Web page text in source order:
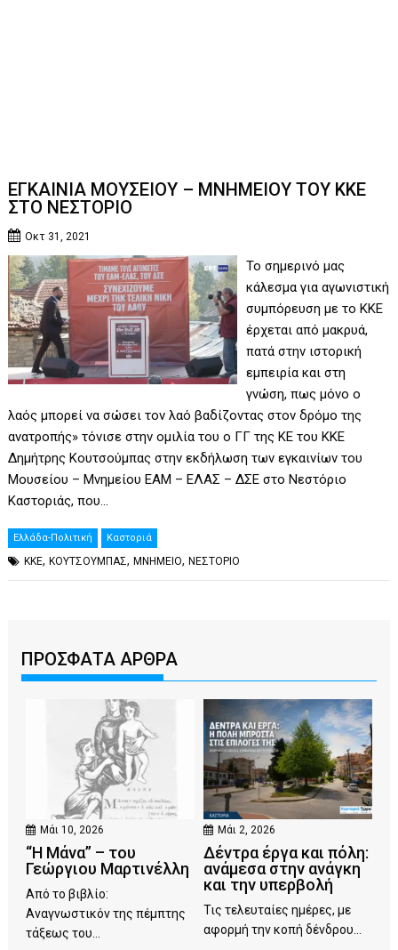
ΕΓΚΑΙΝΙΑ ΜΟΥΣΕΙΟΥ – ΜΝΗΜΕΙΟΥ ΤΟΥ ΚΚΕ
ΣΤΟ ΝΕΣΤΟΡΙΟ
Οκτ 31, 2021
Το σημερινό μας
κάλεσμα για αγωνιστική
συμπόρευση με το ΚΚΕ
έρχεται από μακρυά,
πατά στην ιστορική
εμπειρία και στη
γνώση, πως μόνο ο
λαός μπορεί να σώσει τον λαό βαδίζοντας στον δρόμο της
ανατροπής» τόνισε στην ομιλία του ο ΓΓ της ΚΕ του ΚΚΕ
Δημήτρης Κουτσούμπας στην εκδήλωση των εγκαινίων του
Μουσείου – Μνημείου ΕΑΜ – ΕΛΑΣ – ΔΣΕ στο Νεστόριο
Καστοριάς, που…
Ελλάδα-Πολιτική Καστοριά
ΚΚΕ,ΚΟΥΤΣΟΥΜΠΑΣ,ΜΝΗΜΕΙΟ,ΝΕΣΤΟΡΙΟ
ΠΡΟΣΦΑΤΑ ΑΡΘΡΑ
Μάι 10, 2026
“Η Μάνα” – του
Γεώργιου Μαρτινέλλη
Από το βιβλίο:
Αναγνωστικόν της πέμπτης
τάξεως του...
Μάι 2, 2026
Δέντρα έργα και πόλη:
ανάμεσα στην ανάγκη
και την υπερβολή
Τις τελευταίες ημέρες, με
αφορμή την κοπή δένδρου...